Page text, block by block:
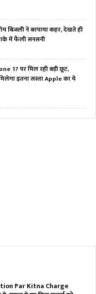
ने बरपाया कहर, देखते ही
में फैली सनसनी
17 पर मिल रही बड़ी छूट,
इतना सस्ता Apple का ये
Par Kitna Charge